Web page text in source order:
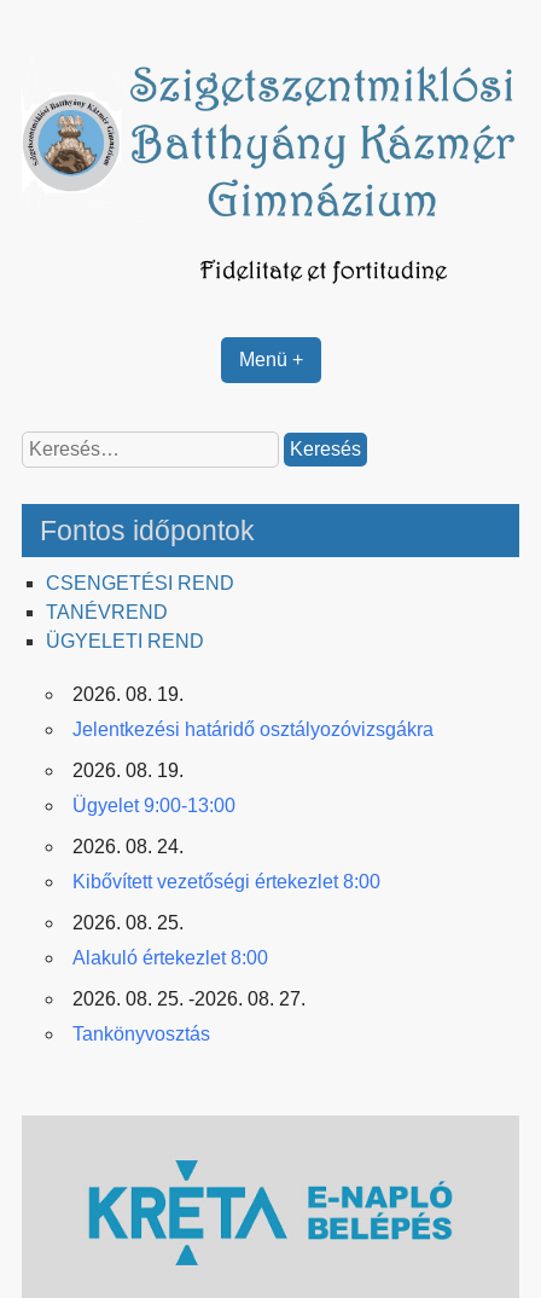
Menü +
Keresés:
Fontos időpontok
CSENGETÉSI REND
TANÉVREND
ÜGYELETI REND
2026. 08. 19.
Jelentkezési határidő osztályozóvizsgákra
2026. 08. 19.
Ügyelet 9:00-13:00
2026. 08. 24.
Kibővített vezetőségi értekezlet 8:00
2026. 08. 25.
Alakuló értekezlet 8:00
2026. 08. 25. -2026. 08. 27.
Tankönyvosztás